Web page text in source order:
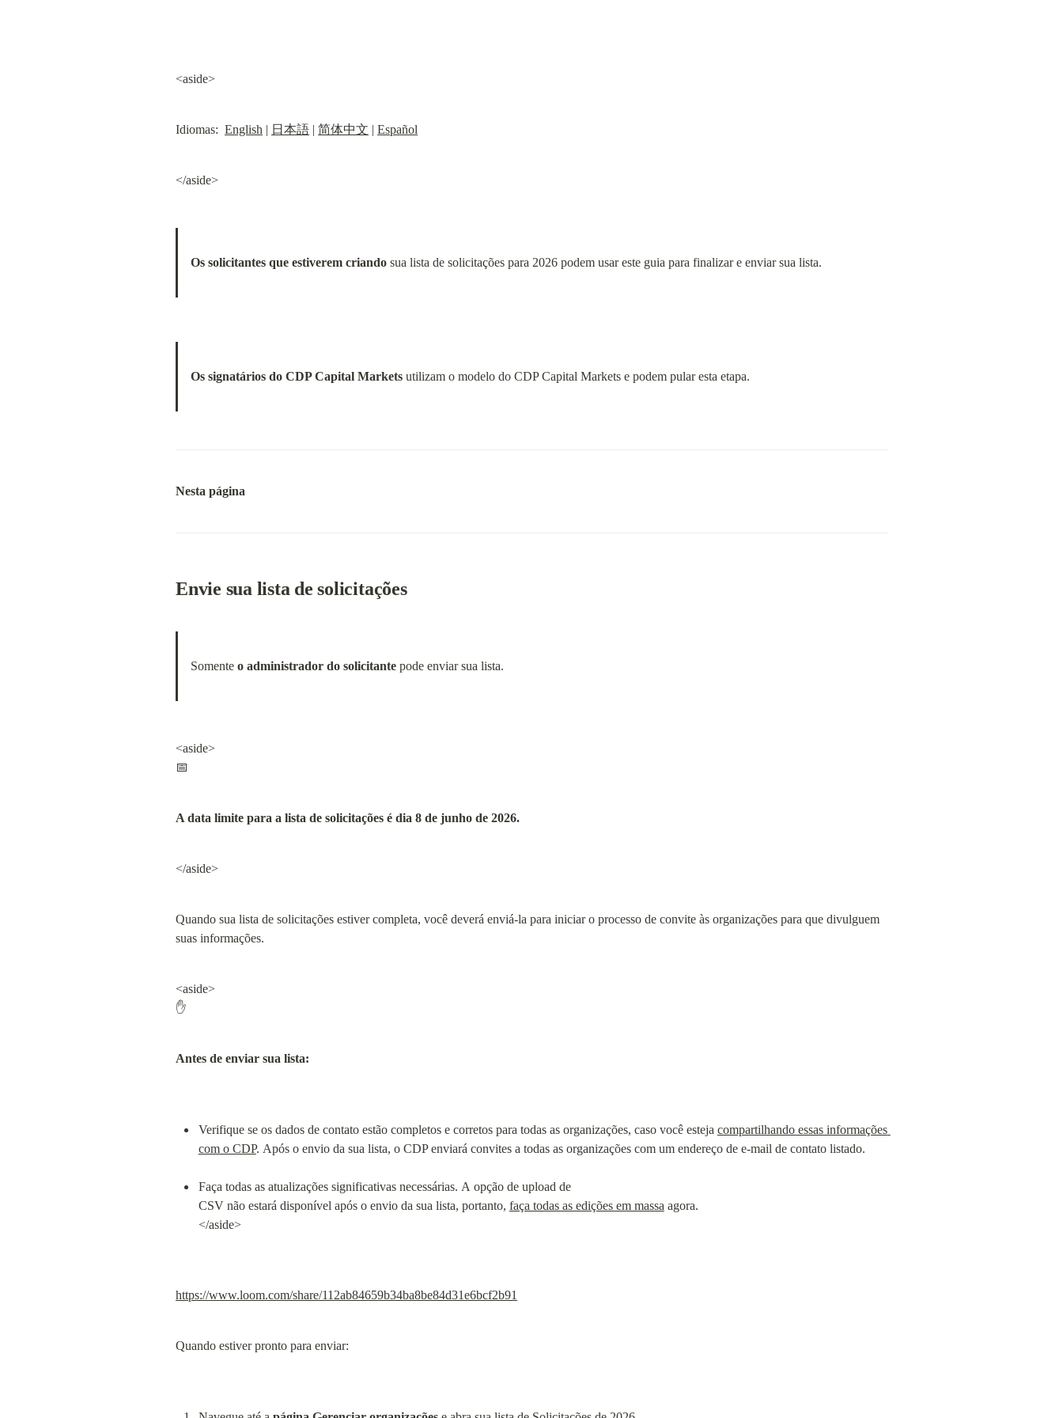
<aside>
Idiomas: English | 日本語 | 简体中文 | Español
</aside>
Os solicitantes que estiverem criando sua lista de solicitações para 2026 podem usar este guia para finalizar e enviar sua lista.
Os signatários do CDP Capital Markets utilizam o modelo do CDP Capital Markets e podem pular esta etapa.
Nesta página
Envie sua lista de solicitações
Somente o administrador do solicitante pode enviar sua lista.
<aside>
📅
A data limite para a lista de solicitações é dia 8 de junho de 2026.
</aside>
Quando sua lista de solicitações estiver completa, você deverá enviá-la para iniciar o processo de convite às organizações para que divulguem
suas informações.
<aside>
✋
Antes de enviar sua lista:
Verifique se os dados de contato estão completos e corretos para todas as organizações, caso você esteja compartilhando essas informações
com o CDP. Após o envio da sua lista, o CDP enviará convites a todas as organizações com um endereço de e-mail de contato listado.
Faça todas as atualizações significativas necessárias. A opção de upload de
CSV não estará disponível após o envio da sua lista, portanto, faça todas as edições em massa agora.
</aside>
https://www.loom.com/share/112ab84659b34ba8be84d31e6bcf2b91
Quando estiver pronto para enviar: